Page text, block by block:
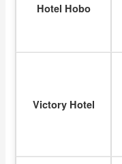
Hotel Hobo
Victory Hotel